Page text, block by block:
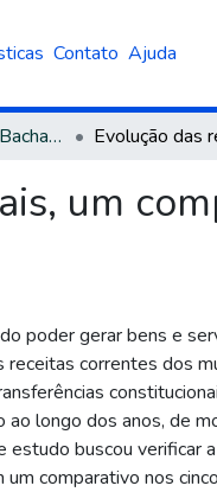
Contato Ajuda
Ciências Contábeis - Bacharelado
um
poder gerar bens e
correntes dos
longo dos anos, de
estudo buscou verificar
comparativo nos